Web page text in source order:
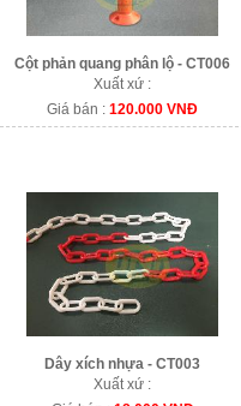
Cột phản quang phân lộ - CT006
Xuất xứ :
Giá bán :120.000 VNĐ
Dây xích nhựa - CT003
Xuất xứ :